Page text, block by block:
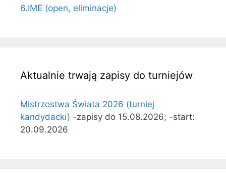
6.IME (open, eliminacje)
Aktualnie trwają zapisy do turniejów
Mistrzostwa Świata 2026 (turniej
kandydacki) -zapisy do 15.08.2026; -start:
20.09.2026